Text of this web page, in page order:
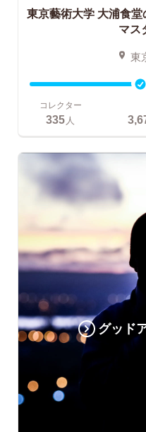
東京藝術大学 大浦食
マス
東
コレクター
335 人
グッド